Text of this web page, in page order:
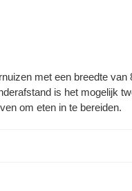
met een breedte
is het mogelijk
om eten in te bereiden.